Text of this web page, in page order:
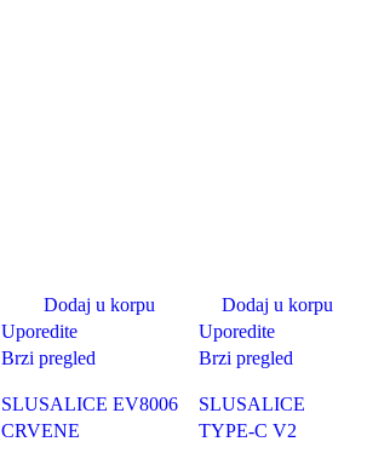
Dodaj u korpu
Uporedite
Brzi pregled
SLUSALICE EV8006
CRVENE
Dodaj u korpu
Uporedite
Brzi pregled
SLUSALICE
TYPE-C V2